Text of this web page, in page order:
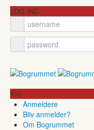
LOG IND
KIG
Anmeldere
Bliv anmelder?
Om Bogrummet